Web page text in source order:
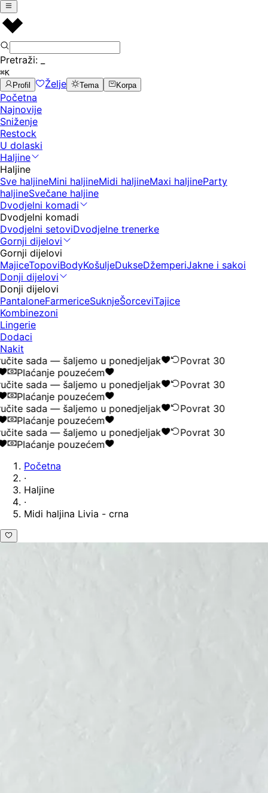
Pretraži:
⌘K
Profil
Želje Tema Korpa
Početna
Najnovije
Sniženje
Restock
U dolaski
Haljine
Haljine
Sve haljineMini haljineMidi haljineMaxi haljineParty
haljineSvečane haljine
Dvodjelni komadi
Dvodjelni komadi
Dvodjelni setoviDvodjelne trenerke
Gornji dijelovi
Gornji dijelovi
MajiceTopoviBodyKošuljeDukseDžemperiJakne i sakoi
Donji dijelovi
Donji dijelovi
PantaloneFarmericeSuknjeŠorceviTajice
Kombinezoni
Lingerie
Dodaci
Nakit
sada — šaljemo u ponedjeljak
Povrat 30
Plaćanje pouzećem
sada — šaljemo u ponedjeljak
Povrat 30
Plaćanje pouzećem
sada — šaljemo u ponedjeljak
Povrat 30
Plaćanje pouzećem
sada — šaljemo u ponedjeljak
Povrat 30
Plaćanje pouzećem
Početna
·
Haljine
·
Midi haljina Livia - crna